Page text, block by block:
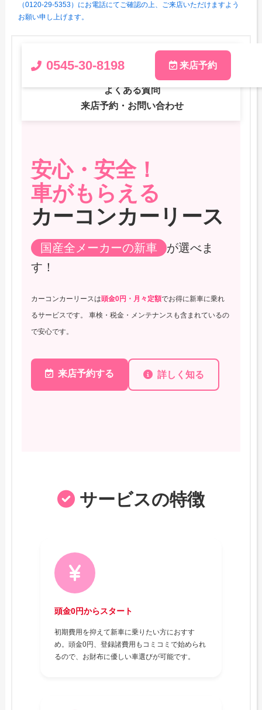
（0120-29-5353）にお電話にてご確認の上、ご来店いただけますよう
お願い申し上げます。
0545-30-8198 来店予約
おすすめ車種
お客様の声
よくある質問
来店予約・お問い合わせ
安心・安全！
車がもらえる
カーコンカーリース
国産全メーカーの新車
が選べま
す！
カーコンカーリースは頭金0円・月々定額でお得に新車に乗れ
るサービスです。 車検・税金・メンテナンスも含まれているの
で安心です。
来店予約する 詳しく知る
サービスの特徴
頭金0円からスタート
初期費用を抑えて新車に乗りたい方におすす
め。頭金0円、登録諸費用もコミコミで始められ
るので、お財布に優しい車選びが可能です。